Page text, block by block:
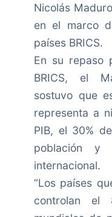
Nicolás
en el marco
países BRICS.
En su repaso
BRICS, el
sostuvo que
representa a
PIB, el 30%
población y
internacional.
“Los países
controlan el